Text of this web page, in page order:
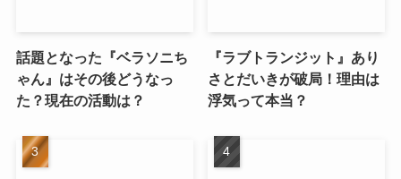
話題となった『ベラソニち
ゃん』はその後どうなっ
た？現在の活動は？
『ラブトランジット』あり
さとだいきが破局！理由は
浮気って本当？